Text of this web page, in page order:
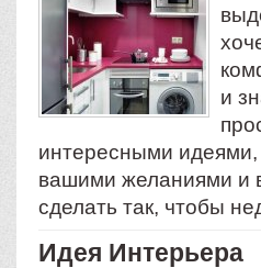
и
интересными идеями,
вашими желаниями и
сделать так, чтобы
Идея Интерьера